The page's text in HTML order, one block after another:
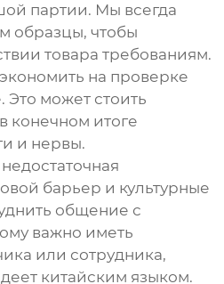
партии. Мы всегда
образцы, чтобы
товара требованиям.
на проверке
Это может стоить
конечном итоге
и нервы.
барьер и культурные
общение с
важно иметь
или сотрудника,
китайским языком.